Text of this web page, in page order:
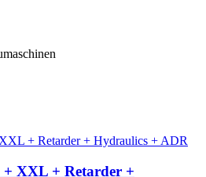
XXL + Retarder +